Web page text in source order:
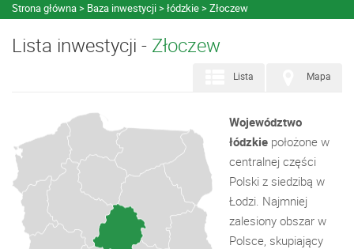
Strona główna Baza inwestycji łódzkie Złoczew
Lista inwestycji - Złoczew
Mapa
Lista
Województwo
łódzkie położone w
centralnej części
Polski z siedzibą w
Łodzi. Najmniej
zalesiony obszar w
Polsce, skupiający